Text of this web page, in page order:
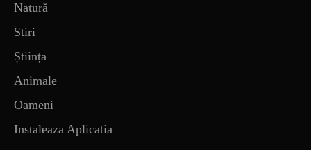
Natură
Stiri
Știința
Animale
Oameni
Instaleaza Aplicatia